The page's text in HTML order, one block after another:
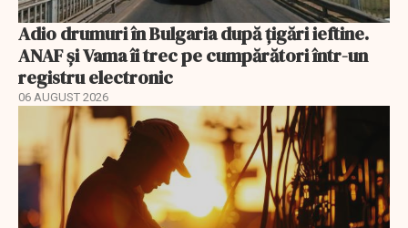
Adio drumuri în Bulgaria după țigări ieftine.
ANAF și Vama îi trec pe cumpărători într-un
registru electronic
06 AUGUST 2026